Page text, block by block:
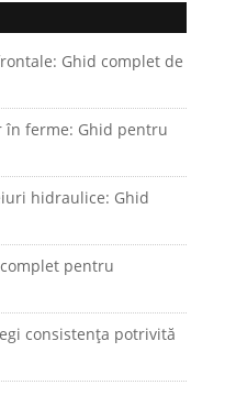
Ghid complet de
ferme: Ghid pentru
hidraulice: Ghid
pentru
consistența potrivită